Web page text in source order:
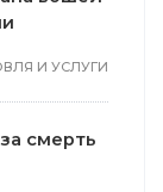
И УСЛУГИ
смерть